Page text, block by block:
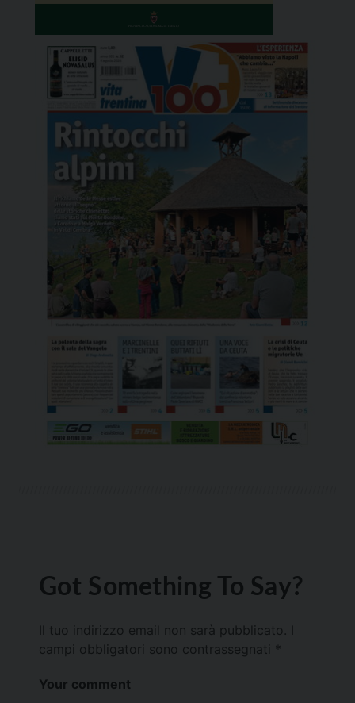
Got Something To Say?
Il tuo indirizzo email non sarà pubblicato.
campi obbligatori sono contrassegnati *
Your comment